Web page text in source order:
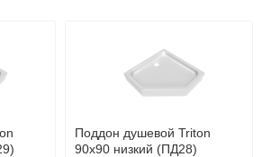
на сайте в режиме реального
при получении товара как при
(Yandex-деньги, Web-money,
другие).
Поддон душевой Triton
90х90 низкий (ПД28)